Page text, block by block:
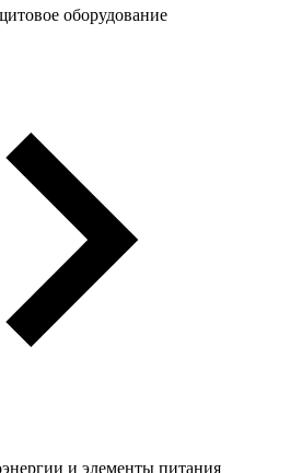
оборудование
и элементы питания